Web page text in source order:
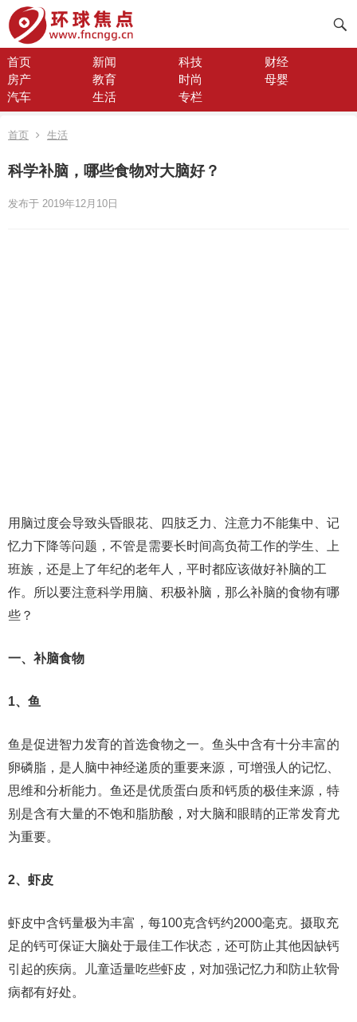
首页 新闻 科技
财经
房产
教育 时尚
母婴
汽车
生活 专栏
首页 生活
科学补脑，哪些食物对大脑好？
发布于 2019年12月10日
用脑过度会导致头昏眼花、四肢乏力、注意力不能集中、记
忆力下降等问题，不管是需要长时间高负荷工作的学生、上
班族，还是上了年纪的老年人，平时都应该做好补脑的工
作。所以要注意科学用脑、积极补脑，那么补脑的食物有哪
些？
一、补脑食物
1、鱼
鱼是促进智力发育的首选食物之一。鱼头中含有十分丰富的
卵磷脂，是人脑中神经递质的重要来源，可增强人的记忆、
思维和分析能力。鱼还是优质蛋白质和钙质的极佳来源，特
别是含有大量的不饱和脂肪酸，对大脑和眼睛的正常发育尤
为重要。
2、虾皮
虾皮中含钙量极为丰富，每100克含钙约2000毫克。摄取充
足的钙可保证大脑处于最佳工作状态，还可防止其他因缺钙
引起的疾病。儿童适量吃些虾皮，对加强记忆力和防止软骨
病都有好处。